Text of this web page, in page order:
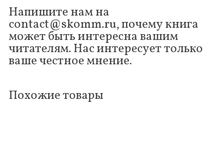
Напишите нам на
contact@skomm.ru, почему книга
может быть интересна вашим
читателям. Нас интересует только
ваше честное мнение.
Похожие товары